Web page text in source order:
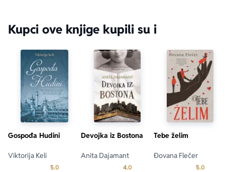
Kupci ove knjige kupili su i
Gospođa Hudini
Viktorija Keli
5.0 Prosecna ocena je 5.0 od 5
Devojka iz Bostona
Anita Dajamant
4.0 Prosecna ocena je 4.0 od 5
Tebe želim
Đovana Flečer
5.0